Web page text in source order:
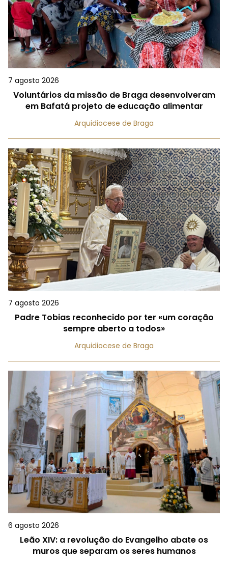
7 agosto 2026
Voluntários da missão de Braga desenvolveram
em Bafatá projeto de educação alimentar
Arquidiocese de Braga
7 agosto 2026
Padre Tobias reconhecido por ter «um coração
sempre aberto a todos»
Arquidiocese de Braga
6 agosto 2026
Leão XIV: a revolução do Evangelho abate os
muros que separam os seres humanos